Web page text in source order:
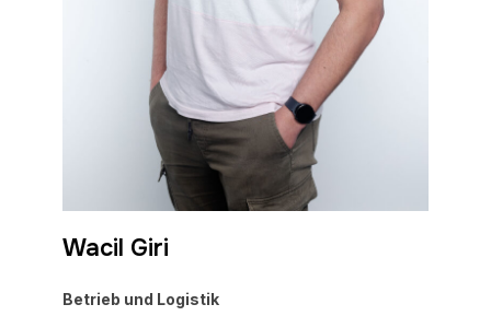
Wacil Giri
Betrieb und Logistik